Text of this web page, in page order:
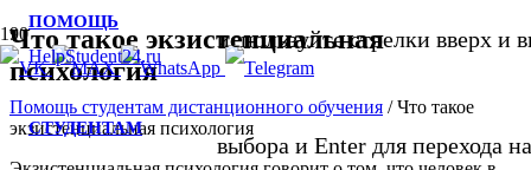
ПОМОЩЬ
СТУДЕНТАМ
используйте стрелки вверх и
выбора и Enter для перехода
Что такое экзистенциальная
психология
Помощь студентам дистанционного обучения /Что такое
экзистенциальная психология